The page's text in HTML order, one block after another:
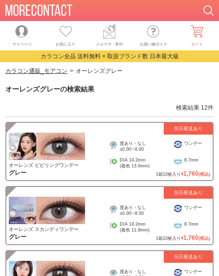
マイページ お気に入り メルマガ・割引 お買い物ガイド カート
カラコン全品 送料無料 × 取扱ブランド数 日本最大級
カラコン通販_モアコン オーレンズグレー
オーレンズグレーの検索結果
検索結果 12件
当日発送あり
オーレンズ ビビリングワンデー
グレー
度あり・なし
±0.00~-8.00
ワンデー
DIA 14.2mm
(着色 13.0mm)
8.7mm
1箱10枚入り ¥1,760(税込)
当日発送あり
オーレンズ スカンディワンデー
グレー
度あり・なし
±0.00~-8.00
ワンデー
DIA 14.2mm
(着色 11.9mm)
8.7mm
1箱10枚入り ¥1,760(税込)
当日発送あり
度あり・なし
ワンデー